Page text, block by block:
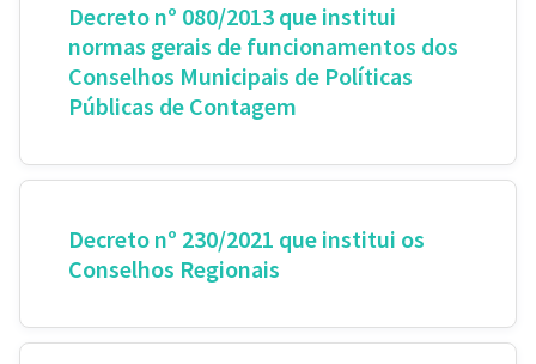
Decreto nº 080/2013 que institui
normas gerais de funcionamentos dos
Conselhos Municipais de Políticas
Públicas de Contagem
Decreto nº 230/2021 que institui os
Conselhos Regionais